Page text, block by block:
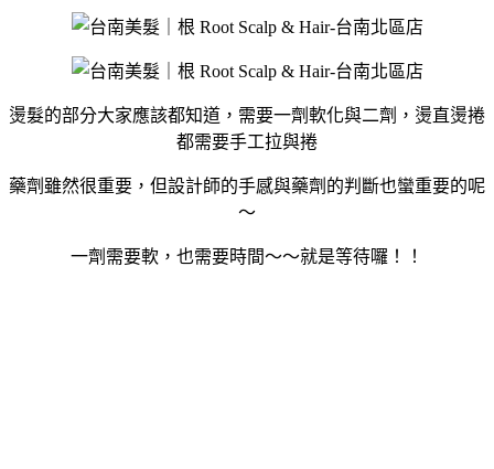
燙髮的部分大家應該都知道，需要一劑軟化與二劑，燙直燙捲
都需要手工拉與捲
藥劑雖然很重要，但設計師的手感與藥劑的判斷也蠻重要的呢
～
一劑需要軟，也需要時間～～就是等待囉！！